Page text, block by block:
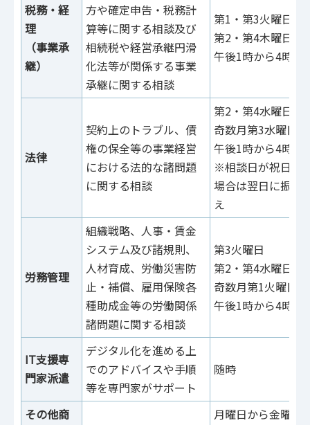
税務・経
理
（事業承
継）
方や確定申告・税務計
算等に関する相談及び
相続税や経営承継円滑
化法等が関係する事業
承継に関する相談
第1・第3火曜日
第2・第4木曜日
午後1時から4時
法律
契約上のトラブル、債
権の保全等の事業経営
における法的な諸問題
に関する相談
第2・第4水曜日
奇数月第3水曜日
午後1時から4時
※相談日が祝日の
場合は翌日に振替
え
労務管理
組織戦略、人事・賃金
システム及び諸規則、
人材育成、労働災害防
止・補償、雇用保険各
種助成金等の労働関係
諸問題に関する相談
第3火曜日
第2・第4水曜日
奇数月第1火曜日
午後1時から4時
IT支援専
門家派遣
デジタル化を進める上
でのアドバイスや手順
等を専門家がサポート
随時
その他商
月曜日から金曜日